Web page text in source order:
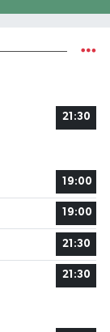
21:30
19:00
19:00
21:30
21:30